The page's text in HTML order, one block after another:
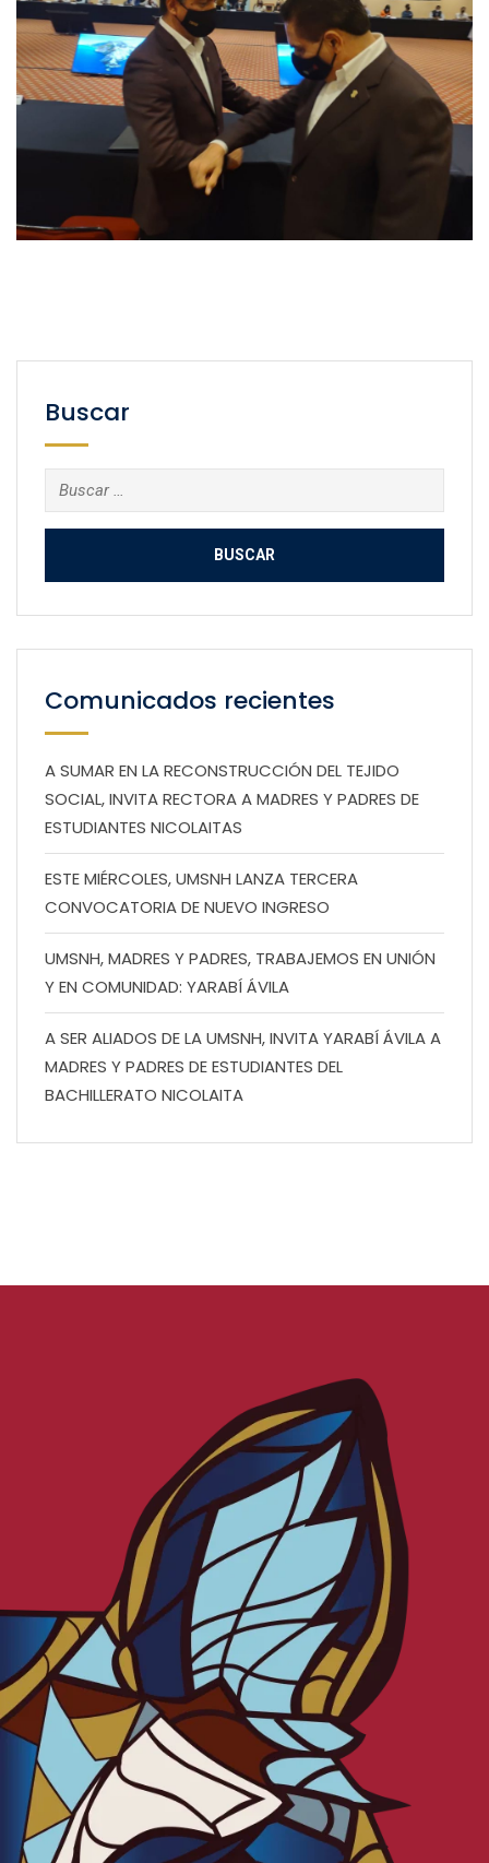
Buscar
Buscar:
Comunicados recientes
A SUMAR EN LA RECONSTRUCCIÓN DEL TEJIDO
SOCIAL, INVITA RECTORA A MADRES Y PADRES DE
ESTUDIANTES NICOLAITAS
ESTE MIÉRCOLES, UMSNH LANZA TERCERA
CONVOCATORIA DE NUEVO INGRESO
UMSNH, MADRES Y PADRES, TRABAJEMOS EN UNIÓN
Y EN COMUNIDAD: YARABÍ ÁVILA
A SER ALIADOS DE LA UMSNH, INVITA YARABÍ ÁVILA A
MADRES Y PADRES DE ESTUDIANTES DEL
BACHILLERATO NICOLAITA